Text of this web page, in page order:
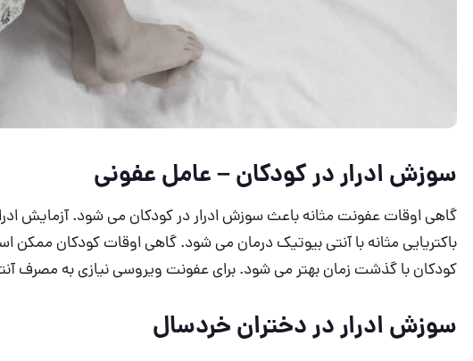
سوزش ادرار در کودکان – عامل عفونی
گاهی اوقات عفونت مثانه باعث سوزش ادرار در کودکان می شود. آزمایش
باکتریایی مثانه با آنتی بیوتیک درمان می شود. گاهی اوقات کودکان
کودکان با گذشت زمان بهتر می شود. برای عفونت ویروسی نیازی به مصرف
سوزش ادرار در دختران خردسال